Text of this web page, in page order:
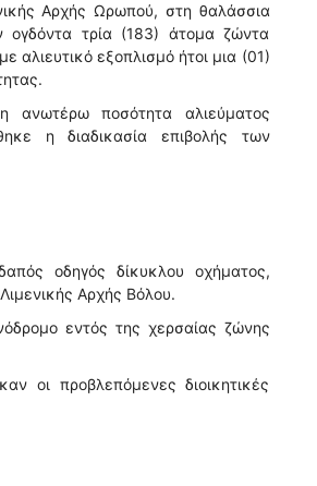
Αρχής Ωρωπού, στη θαλάσσια
ογδόντα τρία (183) άτομα ζώντα
αλιευτικό εξοπλισμό ήτοι μια (01)
ανωτέρω ποσότητα αλιεύματος
η διαδικασία επιβολής των
οδηγός δίκυκλου οχήματος,
Αρχής Βόλου.
εντός της χερσαίας ζώνης
οι προβλεπόμενες διοικητικές